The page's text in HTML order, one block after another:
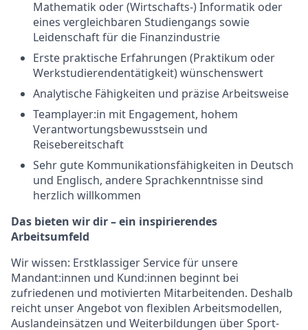
Mathematik oder (Wirtschafts-) Informatik oder
eines vergleichbaren Studiengangs sowie
Leidenschaft für die Finanzindustrie
Erste praktische Erfahrungen (Praktikum oder
Werkstudierendentätigkeit) wünschenswert
Analytische Fähigkeiten und präzise Arbeitsweise
Teamplayer:in mit Engagement, hohem
Verantwortungsbewusstsein und
Reisebereitschaft
Sehr gute Kommunikationsfähigkeiten in Deutsch
und Englisch, andere Sprachkenntnisse sind
herzlich willkommen
Das bieten wir dir – ein inspirierendes
Arbeitsumfeld
Wir wissen: Erstklassiger Service für unsere
Mandant:innen und Kund:innen beginnt bei
zufriedenen und motivierten Mitarbeitenden. Deshalb
reicht unser Angebot von flexiblen Arbeitsmodellen,
Auslandeinsätzen und Weiterbildungen über Sport-